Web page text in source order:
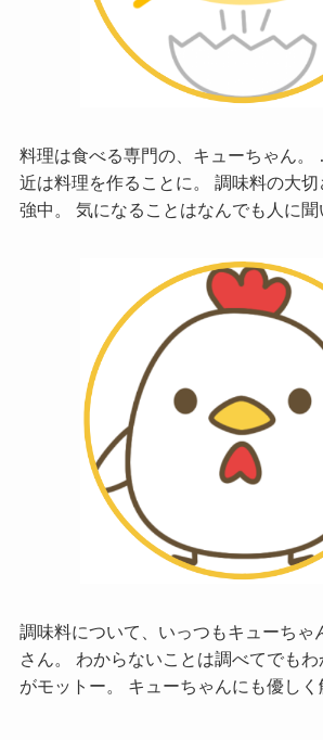
料理は食べる専門の、キューちゃん
近は料理を作ることに。 調味料の大
強中。 気になることはなんでも人に聞
調味料について、いっつもキューちゃ
さん。 わからないことは調べてでもわ
がモットー。 キューちゃんにも優しく